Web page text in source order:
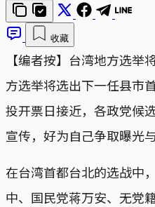
收藏
【编者按】台湾地方选举
方选举将选出下一任县市
投开票日接近，各政党候
宣传，好为自己争取曝光
在台湾首都台北的选战中
中、国民党蒋万安、无党